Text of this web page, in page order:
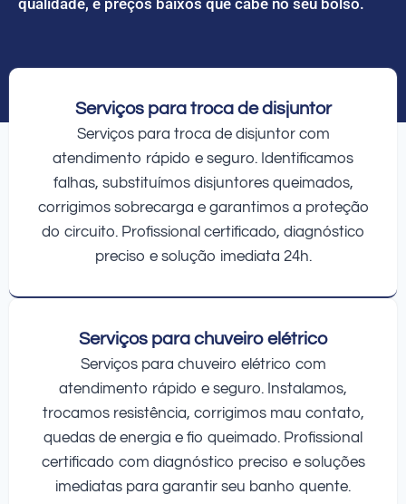
Serviços para troca de disjuntor
Serviços para troca de disjuntor com
atendimento rápido e seguro. Identificamos
falhas, substituímos disjuntores queimados,
corrigimos sobrecarga e garantimos a proteção
do circuito. Profissional certificado, diagnóstico
preciso e solução imediata 24h.
Serviços para chuveiro elétrico
Serviços para chuveiro elétrico com
atendimento rápido e seguro. Instalamos,
trocamos resistência, corrigimos mau contato,
quedas de energia e fio queimado. Profissional
certificado com diagnóstico preciso e soluções
imediatas para garantir seu banho quente.